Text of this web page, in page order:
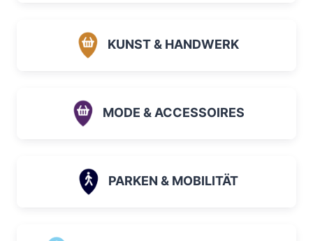
KUNST & HANDWERK
MODE & ACCESSOIRES
PARKEN & MOBILITÄT